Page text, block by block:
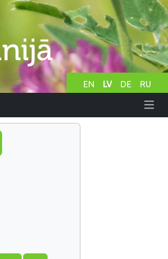
EN LV DE RU